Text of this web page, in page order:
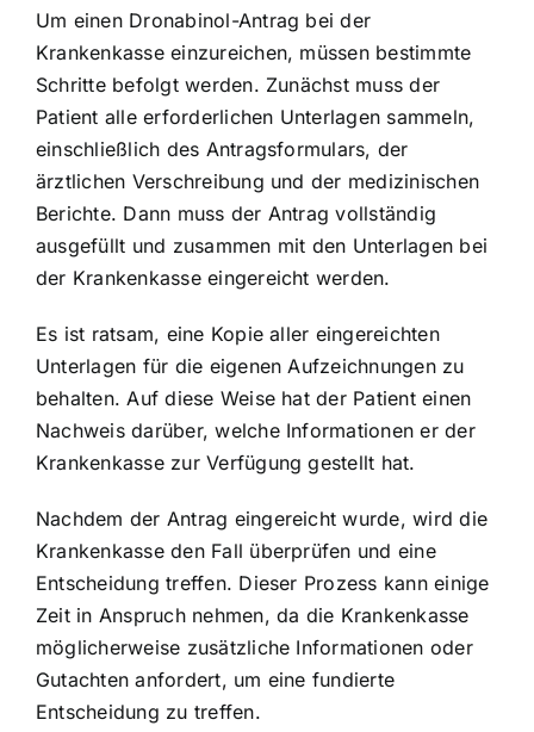
Um einen Dronabinol-Antrag bei der
Krankenkasse einzureichen, müssen bestimmte
Schritte befolgt werden. Zunächst muss der
Patient alle erforderlichen Unterlagen sammeln,
einschließlich des Antragsformulars, der
ärztlichen Verschreibung und der medizinischen
Berichte. Dann muss der Antrag vollständig
ausgefüllt und zusammen mit den Unterlagen bei
der Krankenkasse eingereicht werden.
Es ist ratsam, eine Kopie aller eingereichten
Unterlagen für die eigenen Aufzeichnungen zu
behalten. Auf diese Weise hat der Patient einen
Nachweis darüber, welche Informationen er der
Krankenkasse zur Verfügung gestellt hat.
Nachdem der Antrag eingereicht wurde, wird die
Krankenkasse den Fall überprüfen und eine
Entscheidung treffen. Dieser Prozess kann einige
Zeit in Anspruch nehmen, da die Krankenkasse
möglicherweise zusätzliche Informationen oder
Gutachten anfordert, um eine fundierte
Entscheidung zu treffen.